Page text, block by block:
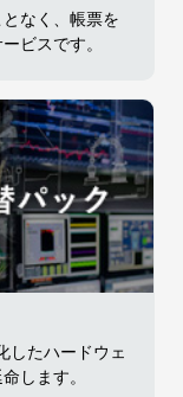
なく、帳票を
ビスです。
したハードウェ
します。